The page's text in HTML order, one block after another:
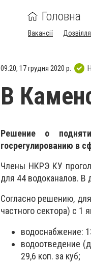
Головна
Вакансії Дозвілля
09:20, 17 грудня 2020 р.
В
Решение о
госрегулированию в
Члены НКРЭ КУ
для 44 водоканалов. В
Согласно решению,
частного сектора) с 1
водоснабжение:
водоотведение
29,6 коп. за куб;